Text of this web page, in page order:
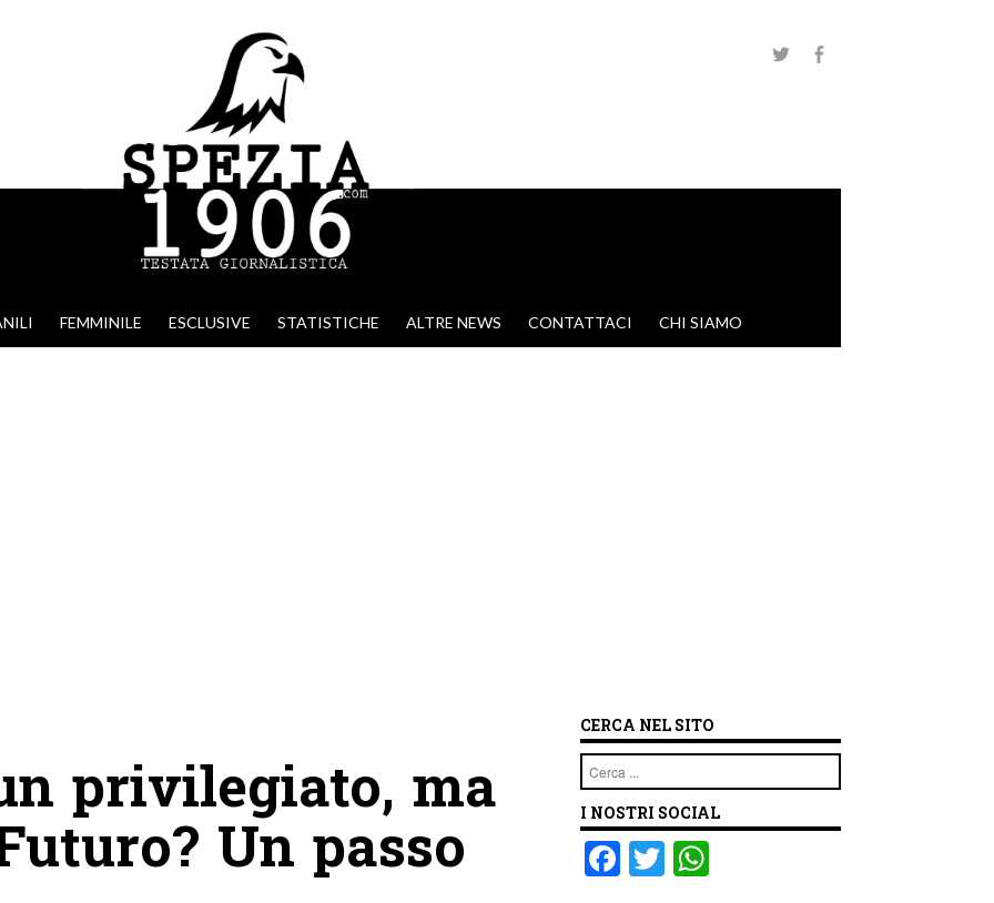
FEMMINILE ESCLUSIVE STATISTICHE ALTRE NEWS CONTATTACI CHI SIAMO
privilegiato, ma
Un passo
CERCA NEL SITO
Cerca
I NOSTRI SOCIAL
F T